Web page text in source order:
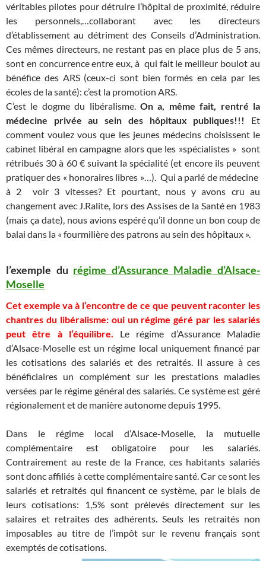
véritables pilotes pour détruire l’hôpital de proximité, réduire
les personnels,…collaborant avec les directeurs
d’établissement au détriment des Conseils d’Administration.
Ces mêmes directeurs, ne restant pas en place plus de 5 ans,
sont en concurrence entre eux, à qui fait le meilleur boulot au
bénéfice des ARS (ceux-ci sont bien formés en cela par les
écoles de la santé): c’est la promotion ARS.
C’est le dogme du libéralisme. On a, même fait, rentré la
médecine privée au sein des hôpitaux publiques!!!
Et
comment voulez vous que les jeunes médecins choisissent le
cabinet libéral en campagne alors que les »spécialistes » sont
rétribués 30 à 60 € suivant la spécialité (et encore ils peuvent
pratiquer des « honoraires libres »…). Qui a parlé de médecine
à 2 voir 3 vitesses? Et pourtant, nous y avons cru au
changement avec J.Ralite, lors des Assises de la Santé en 1983
(mais ça date), nous avions espéré qu’il donne un bon coup de
balai dans la « fourmilière des patrons au sein des hôpitaux ».
l’exemple du régime d’Assurance Maladie d’Alsace-
Moselle
Cet exemple va à l’encontre de ce que peuvent raconter les
chantres du libéralisme: oui un régime géré par les salariés
peut être à l’équilibre. Le régime d’Assurance Maladie
d’Alsace-Moselle est un régime local uniquement financé par
les cotisations des salariés et des retraités. Il assure à ces
bénéficiaires un complément sur les prestations maladies
versées par le régime général des salariés. Ce système est géré
régionalement et de manière autonome depuis 1995.
Dans le régime local d’Alsace-Moselle, la mutuelle
complémentaire est obligatoire pour les salariés.
Contrairement au reste de la France, ces habitants salariés
sont donc affiliés à cette complémentaire santé. Car ce sont les
salariés et retraités qui financent ce système, par le biais de
leurs cotisations: 1,5% sont prélevés directement sur les
salaires et retraites des adhérents. Seuls les retraités non
imposables au titre de l’impôt sur le revenu français sont
exemptés de cotisations.